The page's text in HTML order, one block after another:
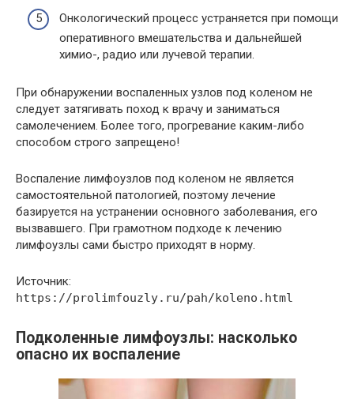
Онкологический процесс устраняется при помощи
оперативного вмешательства и дальнейшей
химио-, радио или лучевой терапии.
При обнаружении воспаленных узлов под коленом не
следует затягивать поход к врачу и заниматься
самолечением. Более того, прогревание каким-либо
способом строго запрещено!
Воспаление лимфоузлов под коленом не является
самостоятельной патологией, поэтому лечение
базируется на устранении основного заболевания, его
вызвавшего. При грамотном подходе к лечению
лимфоузлы сами быстро приходят в норму.
Источник:
https://prolimfouzly.ru/pah/koleno.html
Подколенные лимфоузлы: насколько
опасно их воспаление